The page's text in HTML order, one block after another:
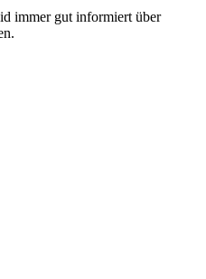
immer gut informiert über